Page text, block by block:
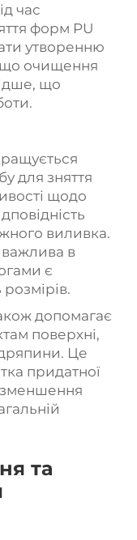
час
форм PU
утворенню
що очищення
що
для зняття
щодо
виливка.
важлива в
є
допомагає
поверхні,
Це
придатної
зменшення
та